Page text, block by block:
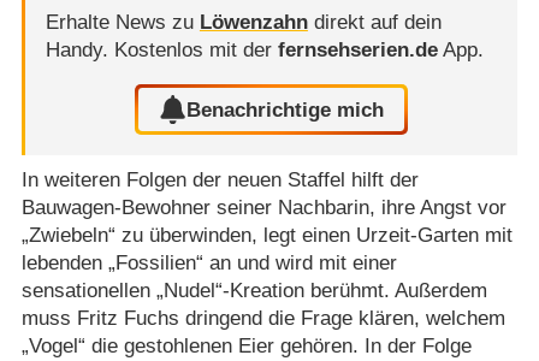
Erhalte News zu Löwenzahndirekt auf dein
Handy. Kostenlos mit der fernsehserien.deApp.
Benachrichtige mich
In weiteren Folgen der neuen Staffel hilft der
Bauwagen-Bewohner seiner Nachbarin, ihre Angst vor
„Zwiebeln“ zu überwinden, legt einen Urzeit-Garten mit
lebenden „Fossilien“ an und wird mit einer
sensationellen „Nudel“-Kreation berühmt. Außerdem
muss Fritz Fuchs dringend die Frage klären, welchem
„Vogel“ die gestohlenen Eier gehören. In der Folge